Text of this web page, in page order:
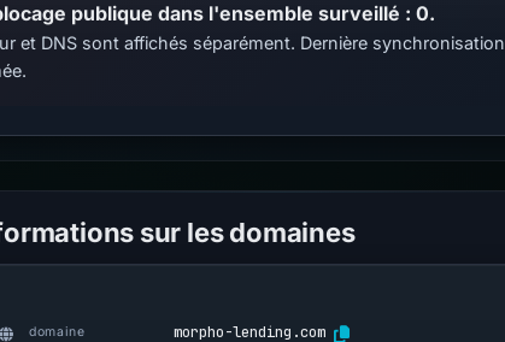
publique dans l'ensemble surveillé : 0.
et DNS sont affichés séparément. Dernière synchronisation
sur les domaines
domaine morpho-lending.com